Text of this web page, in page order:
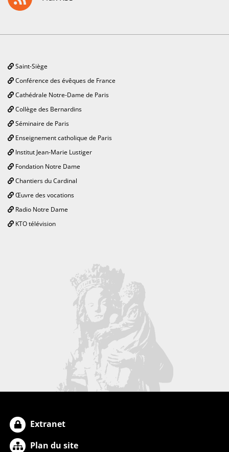
Saint-Siège
Conférence des évêques de France
Cathédrale Notre-Dame de Paris
Collège des Bernardins
Séminaire de Paris
Enseignement catholique de Paris
Institut Jean-Marie Lustiger
Fondation Notre Dame
Chantiers du Cardinal
Œuvre des vocations
Radio Notre Dame
KTO télévision
Extranet
Plan du site